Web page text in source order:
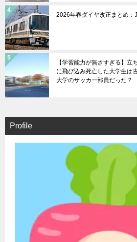
2026年春ダイヤ改正まとめ：
【学習能力が無さすぎる】立
に飛び込み死亡した大学生は
大学のサッカー部員だった？
Profile